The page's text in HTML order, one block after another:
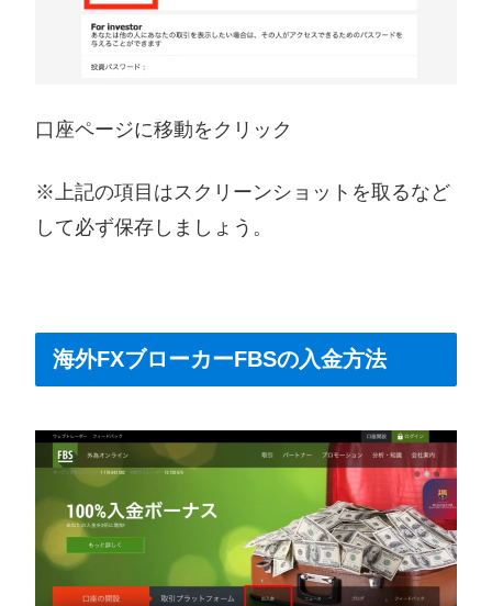
口座ページに移動をクリック
※上記の項目はスクリーンショットを取るなど
して必ず保存しましょう。
海外FXブローカーFBSの入金方法